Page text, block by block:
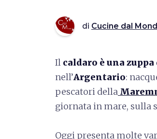
di Cucine dal
Il caldaro è una zuppa
nell’Argentario:
pescatori della
giornata in mare, sulla
Oggi presenta molte